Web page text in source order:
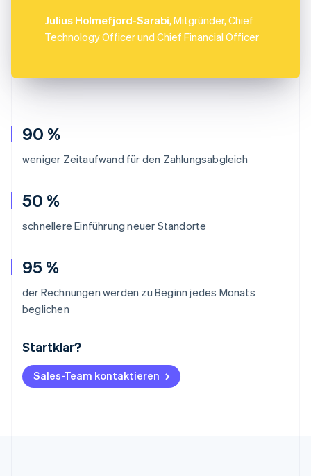
90 %
weniger Zeitaufwand für den Zahlungsabgleich
50 %
schnellere Einführung neuer Standorte
95 %
der Rechnungen werden zu Beginn jedes Monats
beglichen
Startklar?
Sales-Team kontaktieren
Julius Holmefjord-Sarabi, Mitgründer, Chief
Technology Officer und Chief Financial Officer
Australien
Belgien
NederlandsFrançaisDeutschEnglish